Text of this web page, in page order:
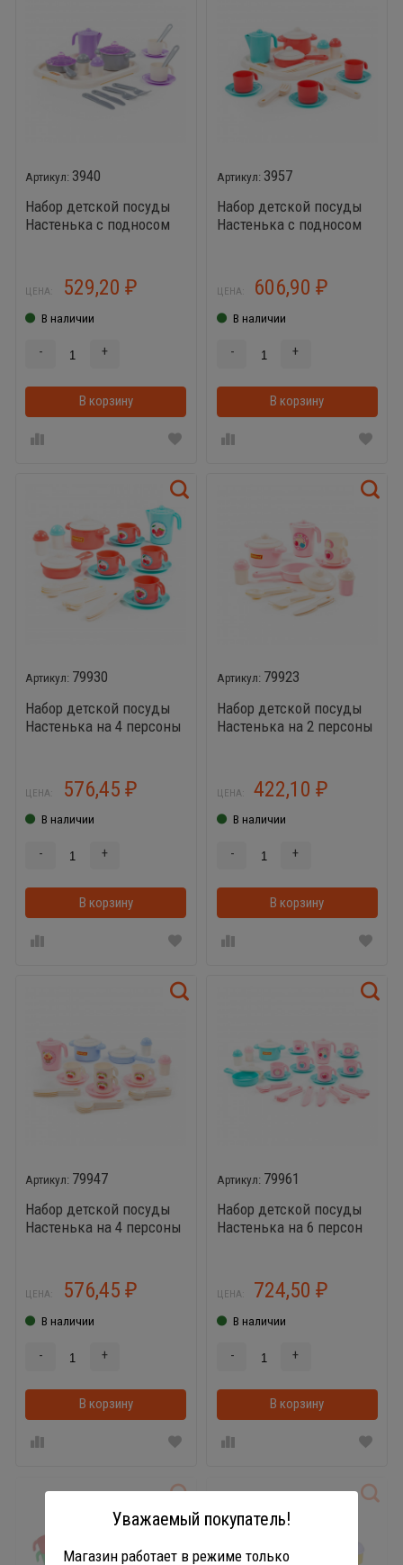
3940
Набор детской посуды
Настенька с подносом
ЦЕНА: 529,20 ₽
В наличии
- +
В корзину В корзинке
3957
Набор детской посуды
Настенька с подносом
ЦЕНА: 606,90₽
В наличии
- +
В корзину
79930
Набор детской посуды
Настенька на 4 персоны
ЦЕНА: 576,45 ₽
В наличии
- +
В корзину В корзинке
79923
Набор детской посуды
Настенька на 2 персоны
ЦЕНА: 422,10₽
В наличии
- +
В корзину
79947
Набор детской посуды
Настенька на 4 персоны
ЦЕНА: 576,45 ₽
В наличии
- +
В корзину В корзинке
79961
Набор детской посуды
Настенька на 6 персон
ЦЕНА: 724,50₽
В наличии
- +
В корзину
Уважаемый покупатель!
Магазин работает в режиме только